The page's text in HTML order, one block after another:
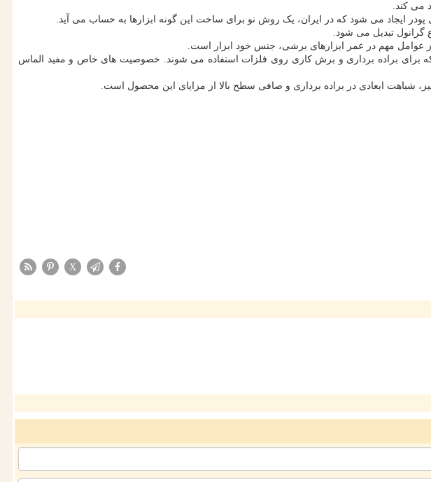
ایجاد می شود که در ایران، یک روش نو برای ساخت این گونه ابزارها به حساب می آید.
گرانول تبدیل می شود.
عوامل مهم در عمر ابزارهای برشی، جنس خود ابزار است.
برای براده برداری و برش کاری روی فلزات استفاده می شوند. خصوصیت های خاص و مفید الماس
شباهت ابعادی در براده برداری و صافی سطح بالا از مزایای این محصول است.
X